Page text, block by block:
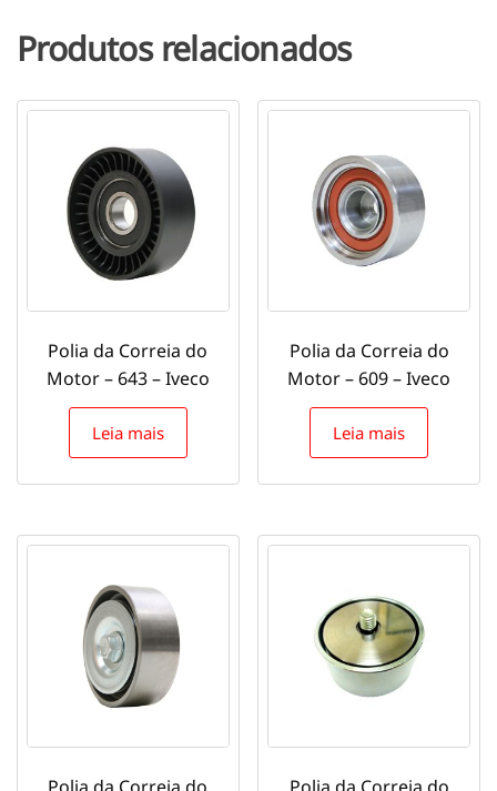
Produtos relacionados
Polia da Correia do
Motor – 643 – Iveco
Leia mais
Polia da Correia do
Motor – 609 – Iveco
Leia mais